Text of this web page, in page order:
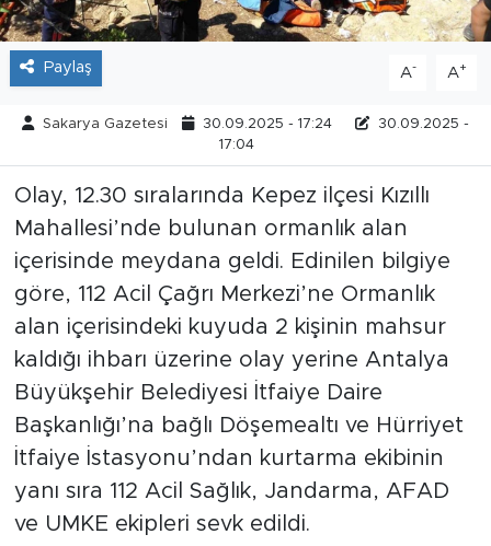
Paylaş A- A+
Sakarya Gazetesi 30.09.2025 - 17:24
30.09.2025 -
17:04
Olay, 12.30 sıralarında Kepez ilçesi Kızıllı
Mahallesi’nde bulunan ormanlık alan
içerisinde meydana geldi. Edinilen bilgiye
göre, 112 Acil Çağrı Merkezi’ne Ormanlık
alan içerisindeki kuyuda 2 kişinin mahsur
kaldığı ihbarı üzerine olay yerine Antalya
Büyükşehir Belediyesi İtfaiye Daire
Başkanlığı’na bağlı Döşemealtı ve Hürriyet
İtfaiye İstasyonu’ndan kurtarma ekibinin
yanı sıra 112 Acil Sağlık, Jandarma, AFAD
ve UMKE ekipleri sevk edildi.